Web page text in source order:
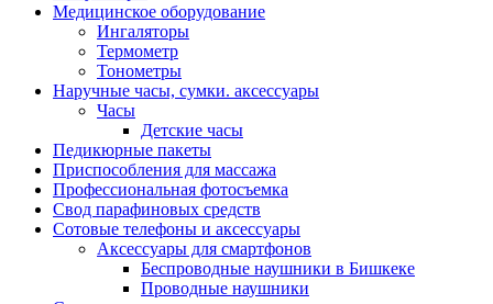
Медицинское оборудование
Ингаляторы
Термометр
Тонометры
Наручные часы, сумки. аксессуары
Часы
Детские часы
Педикюрные пакеты
Приспособления для массажа
Профессиональная фотосъемка
Свод парафиновых средств
Сотовые телефоны и аксессуары
Аксессуары для смартфонов
Беспроводные наушники в Бишкеке
Проводные наушники